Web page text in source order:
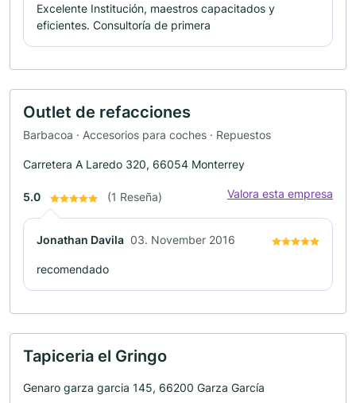
Excelente Institución, maestros capacitados y
eficientes. Consultoría de primera
Outlet de refacciones
Barbacoa · Accesorios para coches · Repuestos
Carretera A Laredo 320, 66054 Monterrey
5.0 (1 Reseña) Valora esta empresa
Jonathan Davila 03. November 2016
recomendado
Tapiceria el Gringo
Genaro garza garcia 145, 66200 Garza García